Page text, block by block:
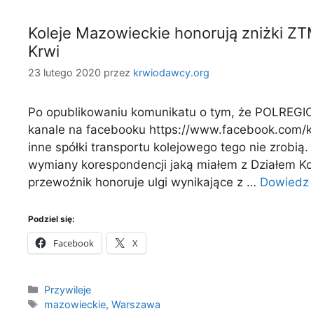
Koleje Mazowieckie honorują zniżki
Krwi
23 lutego 2020 przez krwiodawcy.org
Po opublikowaniu komunikatu o tym, że
kanale na facebooku https://
inne spółki transportu kolejowego tego nie
wymiany korespondencji jaką miałem z Działem
przewoźnik honoruje ulgi wynikające z …
Podziel się:
Facebook X
Kategorie
Przywileje
Tagi
mazowieckie,Warszawa